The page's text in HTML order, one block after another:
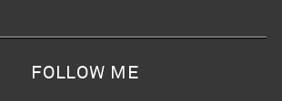
FOLLOW ME